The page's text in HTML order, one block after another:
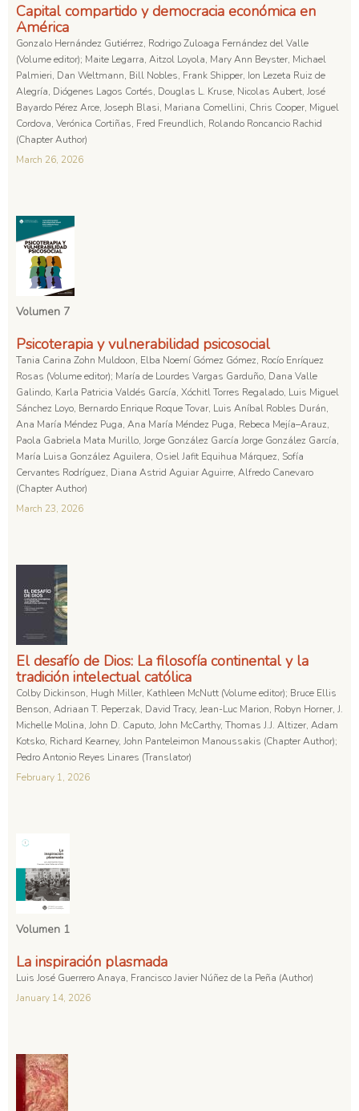
Capital compartido y democracia económica en
América
Gonzalo Hernández Gutiérrez, Rodrigo Zuloaga Fernández del Valle
(Volume editor); Maite Legarra, Aitzol Loyola, Mary Ann Beyster, Michael
Palmieri, Dan Weltmann, Bill Nobles, Frank Shipper, Ion Lezeta Ruiz de
Alegría, Diógenes Lagos Cortés, Douglas L. Kruse, Nicolas Aubert, José
Bayardo Pérez Arce, Joseph Blasi, Mariana Comellini, Chris Cooper, Miguel
Cordova, Verónica Cortiñas, Fred Freundlich, Rolando Roncancio Rachid
(Chapter Author)
March 26, 2026
Volumen 7
Psicoterapia y vulnerabilidad psicosocial
Tania Carina Zohn Muldoon, Elba Noemí Gómez Gómez, Rocío Enríquez
Rosas (Volume editor); María de Lourdes Vargas Garduño, Dana Valle
Galindo, Karla Patricia Valdés García, Xóchitl Torres Regalado, Luis Miguel
Sánchez Loyo, Bernardo Enrique Roque Tovar, Luis Aníbal Robles Durán,
Ana María Méndez Puga, Ana María Méndez Puga, Rebeca Mejía–Arauz,
Paola Gabriela Mata Murillo, Jorge González García Jorge González García,
María Luisa González Aguilera, Osiel Jafit Equihua Márquez, Sofía
Cervantes Rodríguez, Diana Astrid Aguiar Aguirre, Alfredo Canevaro
(Chapter Author)
March 23, 2026
El desafío de Dios: La filosofía continental y la
tradición intelectual católica
Colby Dickinson, Hugh Miller, Kathleen McNutt (Volume editor); Bruce Ellis
Benson, Adriaan T. Peperzak, David Tracy, Jean-Luc Marion, Robyn Horner, J.
Michelle Molina, John D. Caputo, John McCarthy, Thomas J.J. Altizer, Adam
Kotsko, Richard Kearney, John Panteleimon Manoussakis (Chapter Author);
Pedro Antonio Reyes Linares (Translator)
February 1, 2026
Volumen 1
La inspiración plasmada
Luis José Guerrero Anaya, Francisco Javier Núñez de la Peña (Author)
January 14, 2026